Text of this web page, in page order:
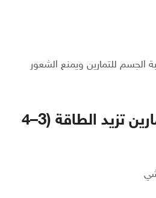
الجسم للتمارين ويمنع الشعور
برنامج بسيط لتمارين تزيد الطاقة (3–4